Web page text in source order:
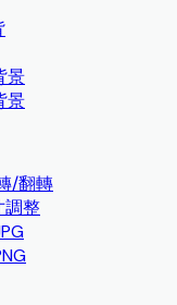
景
景
/翻轉
調整